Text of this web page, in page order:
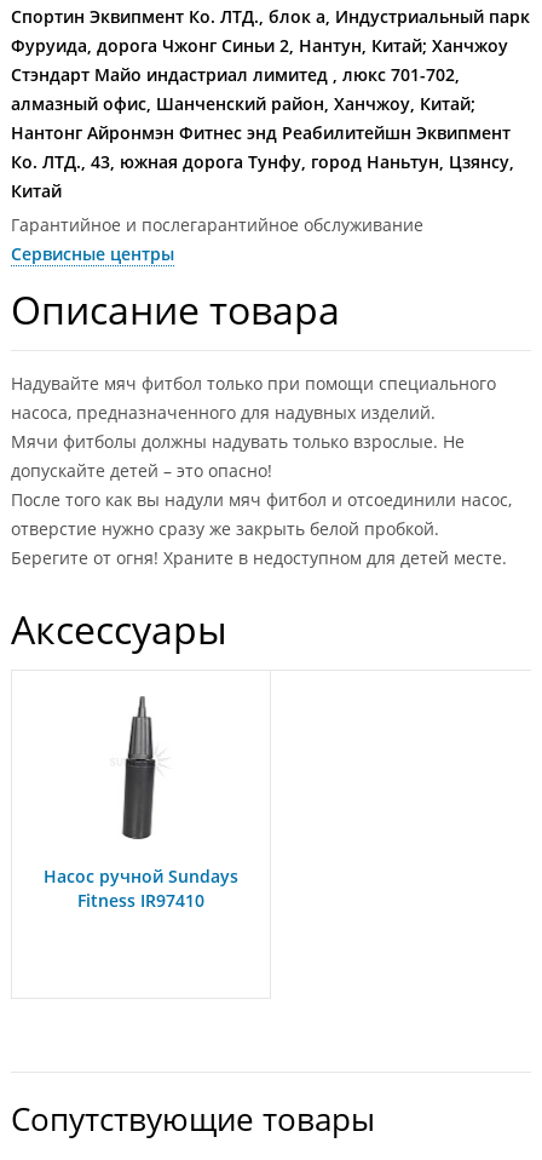
Спортин Эквипмент Ко. ЛТД., блок а, Индустриальный парк
Фуруида, дорога Чжонг Синьи 2, Нантун, Китай; Ханчжоу
Стэндарт Майо индастриал лимитед , люкс 701-702,
алмазный офис, Шанченский район, Ханчжоу, Китай;
Нантонг Айронмэн Фитнес энд Реабилитейшн Эквипмент
Ко. ЛТД., 43, южная дорога Тунфу, город Наньтун, Цзянсу,
Китай
Гарантийное и послегарантийное обслуживание
Сервисные центры
Описание товара
Надувайте мяч фитбол только при помощи специального
насоса, предназначенного для надувных изделий.
Мячи фитболы должны надувать только взрослые. Не
допускайте детей – это опасно!
После того как вы надули мяч фитбол и отсоединили насос,
отверстие нужно сразу же закрыть белой пробкой.
Берегите от огня! Храните в недоступном для детей месте.
Аксессуары
Насос ручной Sundays
Fitness IR97410
Сопутствующие товары